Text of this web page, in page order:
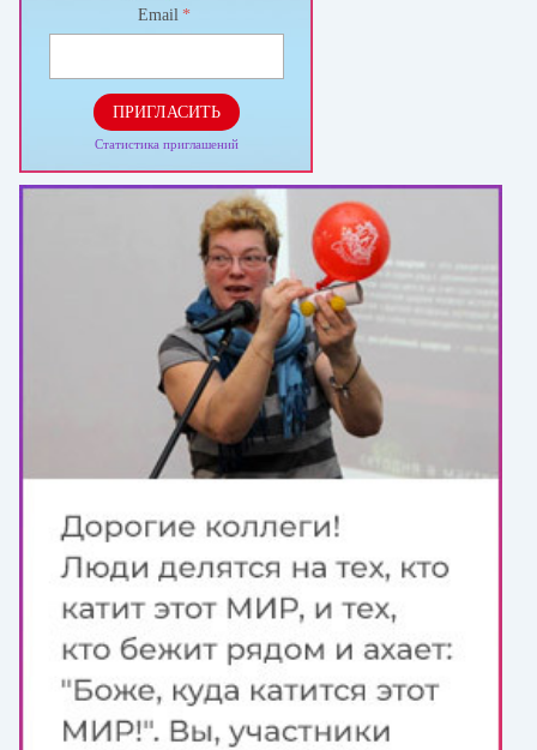
Email *
ПРИГЛАСИТЬ
Статистика приглашений